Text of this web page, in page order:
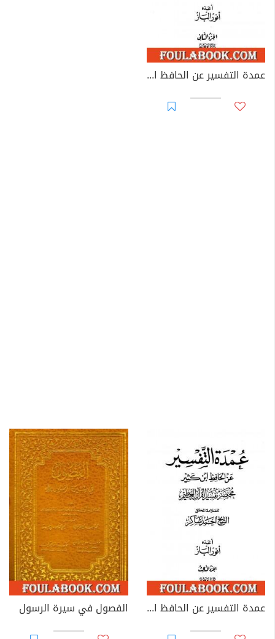
عمدة التفسير عن الحافظ ابن كثير - مجلد 2
عمدة التفسير عن الحافظ ابن كثير - مجلد 3 الفصول في سيرة الرسول